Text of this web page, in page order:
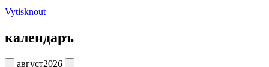
Vytisknout
календаръ
август2026